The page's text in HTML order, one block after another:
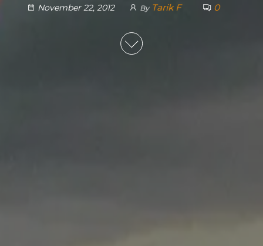
November 22, 2012 By Tarik F 0